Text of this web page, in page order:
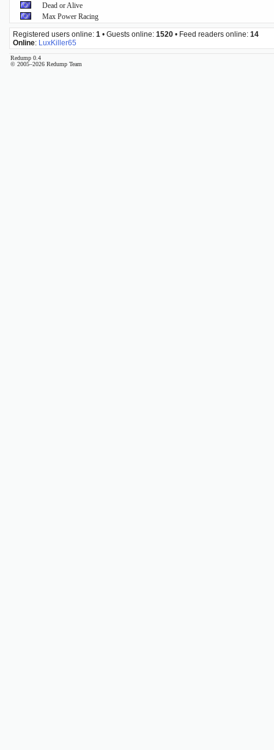
Dead or Alive
Max Power Racing
Registered users online: 1 • Guests online: 1520 • Feed readers online: 14
Online: LuxKiller65
Redump 0.4
© 2005–2026 Redump Team